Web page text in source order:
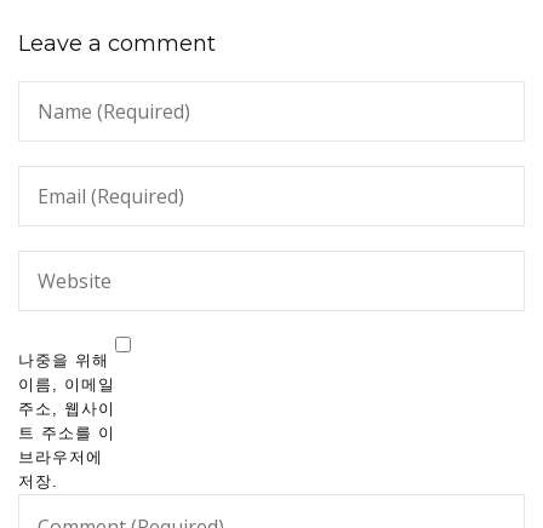
Leave a comment
나중을 위해
이름, 이메일
주소, 웹사이
트 주소를 이
브라우저에
저장.